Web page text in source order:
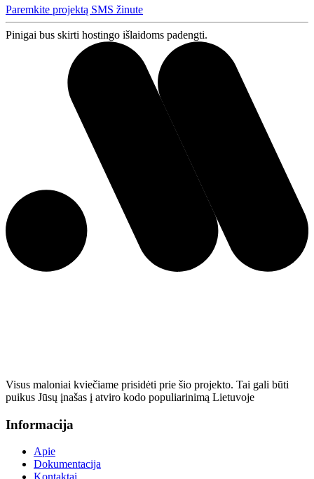
Paremkite projektą SMS žinute
Pinigai bus skirti hostingo išlaidoms padengti.
Visus maloniai kviečiame prisidėti prie šio projekto. Tai gali būti
puikus Jūsų įnašas į atviro kodo populiarinimą Lietuvoje
Informacija
Apie
Dokumentacija